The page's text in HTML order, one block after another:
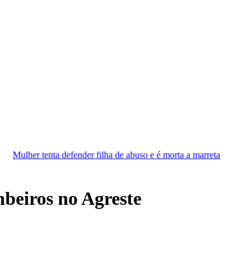
filha de abuso e é morta a marretadas pelo
no Agreste